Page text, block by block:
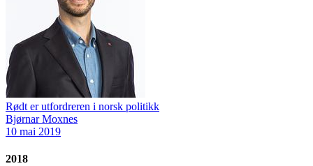
Rødt er utfordreren i norsk politikk
Bjørnar Moxnes
10 mai 2019
2018